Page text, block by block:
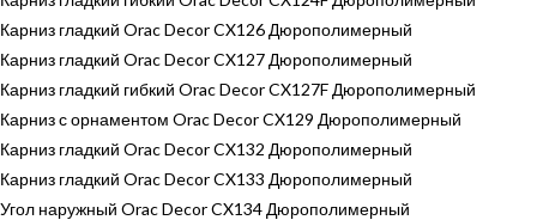
Карниз гладкий Orac Decor CX126 Дюрополимерный
Карниз гладкий Orac Decor CX127 Дюрополимерный
Карниз гладкий гибкий Orac Decor CX127F Дюрополимерный
Карниз с орнаментом Orac Decor CX129 Дюрополимерный
Карниз гладкий Orac Decor CX132 Дюрополимерный
Карниз гладкий Orac Decor CX133 Дюрополимерный
Угол наружный Orac Decor CX134 Дюрополимерный